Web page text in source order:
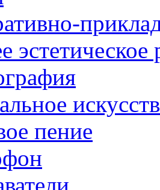
эстетическое
пение